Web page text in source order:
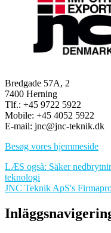
Bredgade 57A, 2
7400 Herning
Tlf.: +45 9722 5922
Mobile: +45 4052 5922
E-mail: jnc@jnc-teknik.dk
Besøg vores hjemmeside
LÆS også: Säker
teknologi
JNC Teknik ApS's